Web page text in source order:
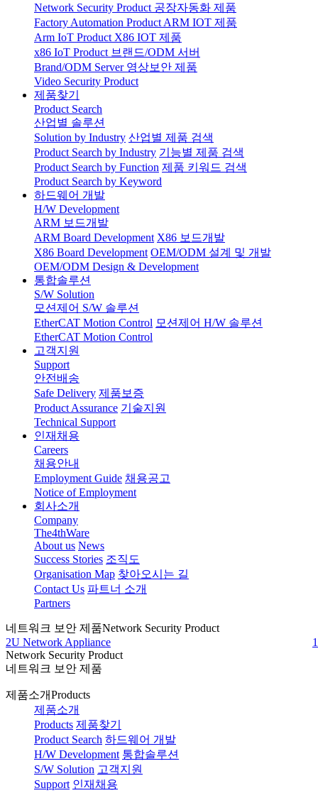
Network Security Product 공장자동화 제품
Factory Automation Product ARM IOT 제품
Arm IoT Product X86 IOT 제품
x86 IoT Product 브랜드/ODM 서버
Brand/ODM Server 영상보안 제품
Video Security Product
제품찾기
Product Search
산업별 솔루션
Solution by Industry 산업별 제품 검색
Product Search by Industry 기능별 제품 검색
Product Search by Function 제품 키워드 검색
Product Search by Keyword
하드웨어 개발
H/W Development
ARM 보드개발
ARM Board Development X86 보드개발
X86 Board Development OEM/ODM 설계 및 개발
OEM/ODM Design & Development
통합솔루션
S/W Solution
모션제어 S/W 솔루션
EtherCAT Motion Control 모션제어 H/W 솔루션
EtherCAT Motion Control
고객지원
Support
안전배송
Safe Delivery 제품보증
Product Assurance 기술지원
Technical Support
인재채용
Careers
채용안내
Employment Guide 채용공고
Notice of Employment
회사소개
Company
The4thWare
About us News
Success Stories 조직도
Organisation Map 찾아오시는 길
Contact Us 파트너 소개
Partners
네트워크 보안 제품Network Security Product
2U Network Appliance
Network Security Product
네트워크 보안 제품
제품소개Products
제품소개
Products 제품찾기
Product Search 하드웨어 개발
H/W Development 통합솔루션
S/W Solution 고객지원
Support 인재채용